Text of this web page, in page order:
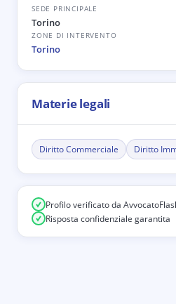
SEDE PRINCIPALE
Torino
ZONE DI INTERVENTO
Torino
Materie legali
Diritto Commerciale Diritto
Profilo verificato da
Risposta confidenziale garantita